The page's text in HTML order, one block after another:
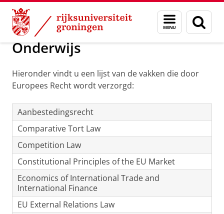
Skip
Content
Skip
Navigation
Menu
en
zoeken
Over ons Europees Recht
Onderwijs
Hieronder vindt u een lijst van de vakken die door
Europees Recht wordt verzorgd:
Aanbestedingsrecht
Comparative Tort Law
Competition Law
Constitutional Principles of the EU Market
Economics of International Trade and
International Finance
EU External Relations Law